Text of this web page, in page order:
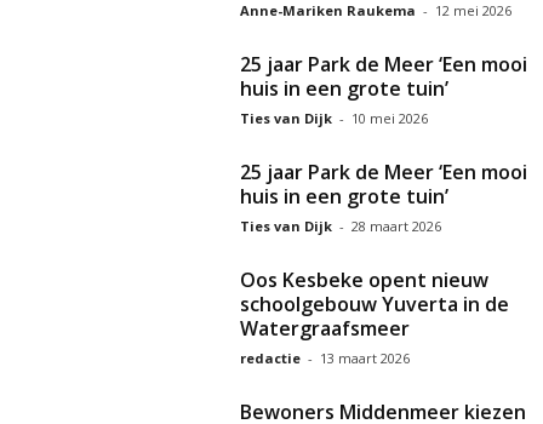
Anne-Mariken Raukema - 12 mei 2026
25 jaar Park de Meer ‘Een mooi
huis in een grote tuin’
Ties van Dijk - 10 mei 2026
25 jaar Park de Meer ‘Een mooi
huis in een grote tuin’
Ties van Dijk - 28 maart 2026
Oos Kesbeke opent nieuw
schoolgebouw Yuverta in de
Watergraafsmeer
redactie - 13 maart 2026
Bewoners Middenmeer kiezen